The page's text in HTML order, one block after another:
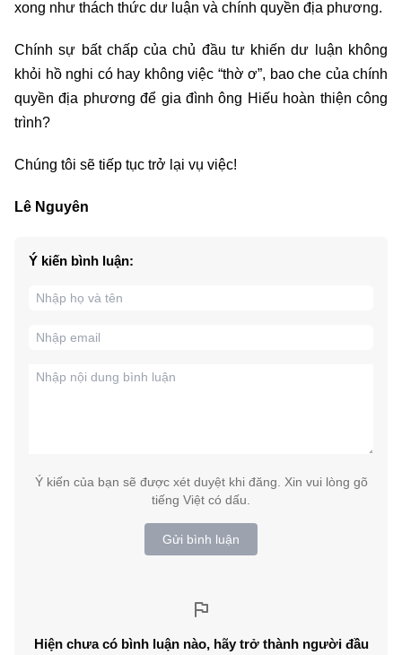
xong như thách thức dư luận và chính quyền địa phương.
Chính sự bất chấp của chủ đầu tư khiến dư luận không
khỏi hồ nghi có hay không việc “thờ ơ”, bao che của chính
quyền địa phương để gia đình ông Hiếu hoàn thiện công
trình?
Chúng tôi sẽ tiếp tục trở lại vụ việc!
Lê Nguyên
Ý kiến bình luận:
Ý kiến của bạn sẽ được xét duyệt khi đăng. Xin vui lòng gõ
tiếng Việt có dấu.
Gửi bình luận
Hiện chưa có bình luận nào, hãy trở thành người đầu